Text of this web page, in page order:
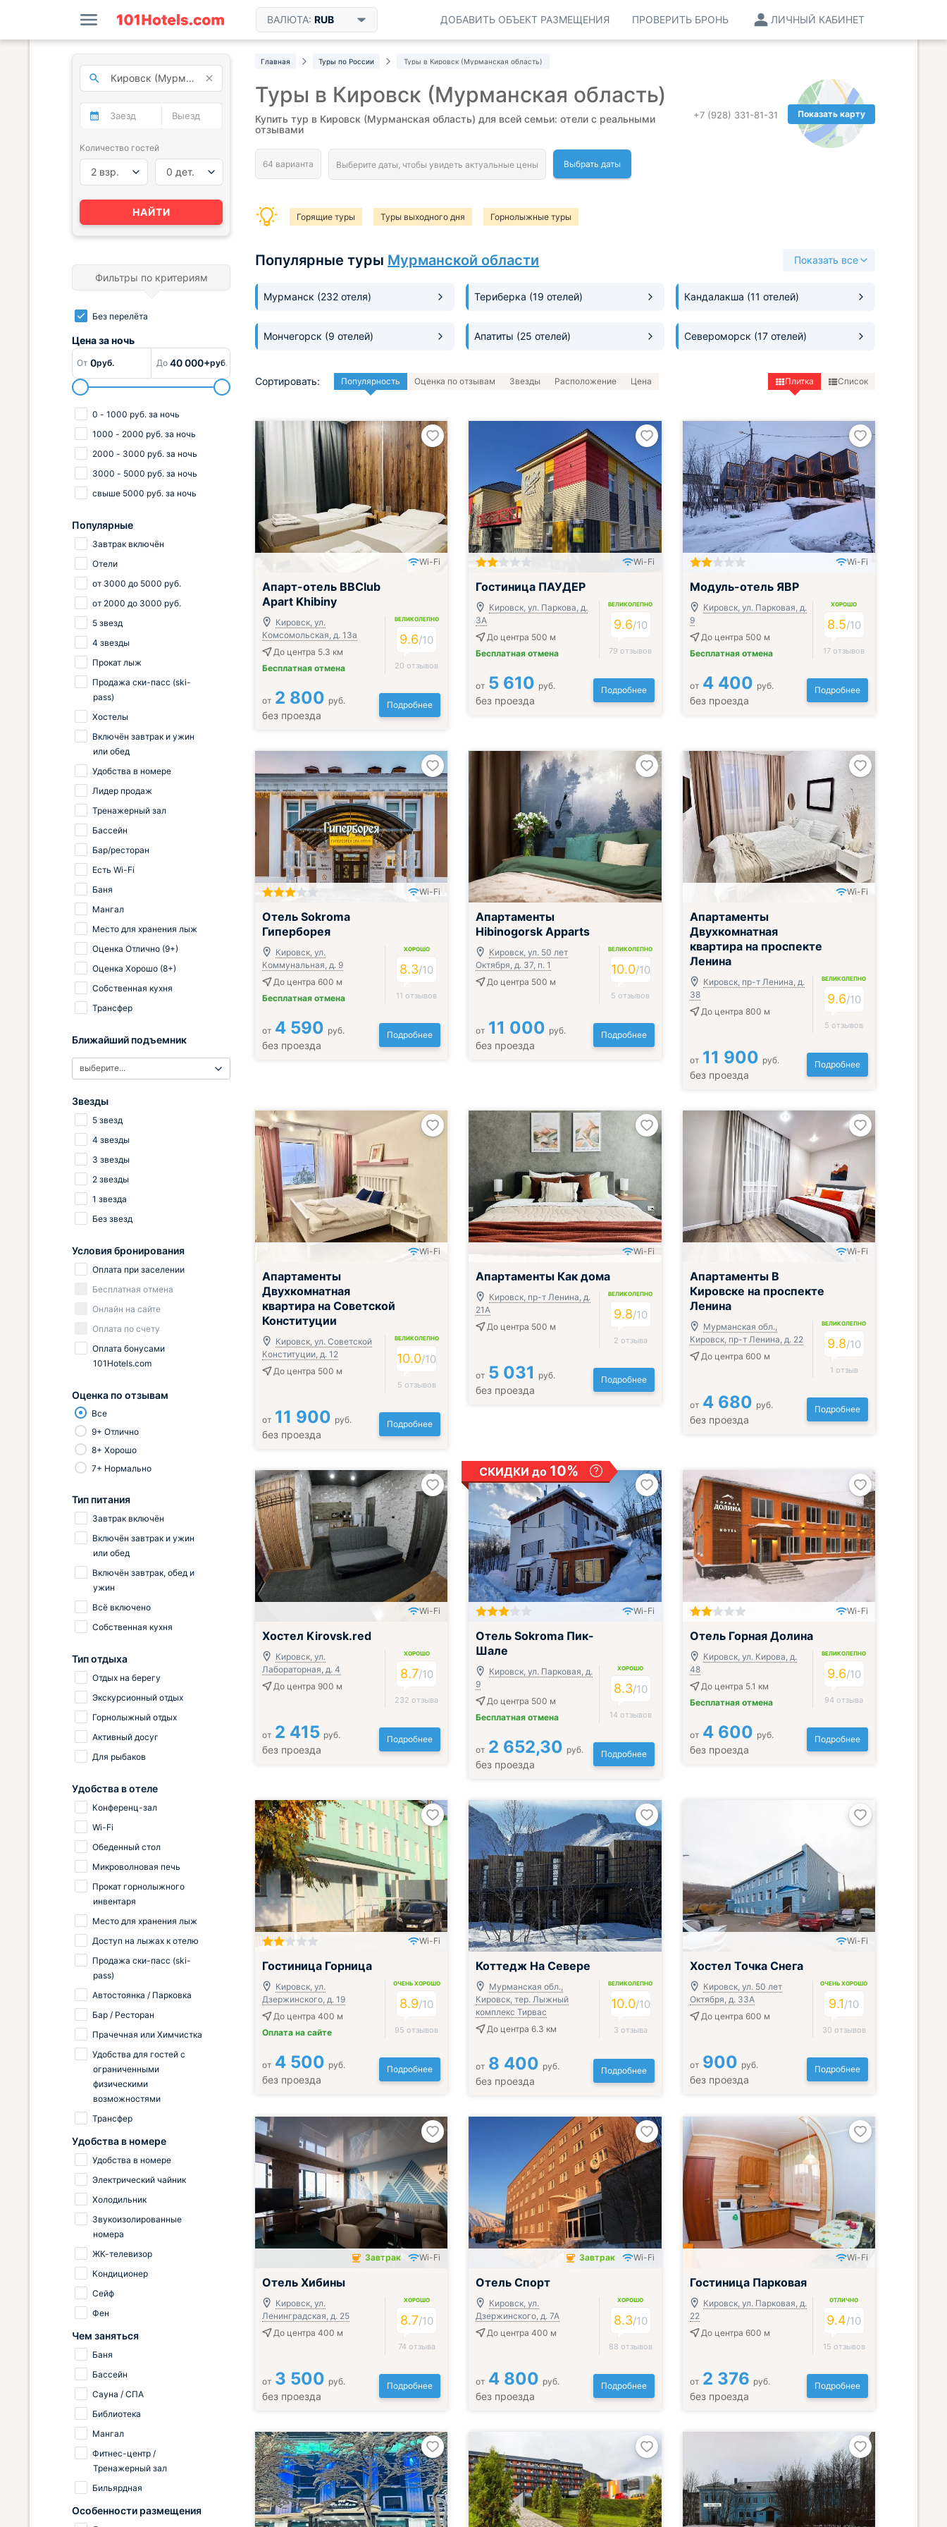
ВАЛЮТА: RUB ЛИЧНЫЙ КАБИНЕТ
ПРОВЕРИТЬ БРОНЬ
ДОБАВИТЬ ОБЪЕКТ РАЗМЕЩЕНИЯ
Главная Туры по России Туры в Кировск (Мурманская область)
Показать карту
+7 (928) 331-81-31
Туры в Кировск (Мурманская область)
Купить тур в Кировск (Мурманская область) для всей семьи: отели с реальными
отзывами
Выбрать даты
Горящие туры Туры выходного дня Горнолыжные туры
Популярные туры Мурманской области Показать все
Мурманск (232 отеля) Териберка (19 отелей) Кандалакша (11 отелей)
Мончегорск (9 отелей) Апатиты (25 отелей) Североморск (17 отелей)
Сортировать: Популярность Оценка по отзывам Звезды Расположение Цена Плитка Список
Wi-Fi
Апарт-отель BBClub
Apart Khibiny
Кировск, ул.
Комсомольская, д. 13а
До центра 5.3 км
Бесплатная отмена
ВЕЛИКОЛЕПНО
9.6/10
20 отзывов
от 2 800 руб.
без проезда
Подробнее
Wi-Fi
Гостиница ПАУДЕР
Кировск, ул. Паркова, д.
3А
До центра 500 м
Бесплатная отмена
ВЕЛИКОЛЕПНО
9.6/10
79 отзывов
от 5 610 руб.
без проезда
Подробнее
Wi-Fi
Модуль-отель ЯВР
Кировск, ул. Парковая, д.
9
До центра 500 м
Бесплатная отмена
ХОРОШО
8.5/10
17 отзывов
от 4 400 руб.
без проезда
Подробнее
Wi-Fi
Отель Sokroma
Гиперборея
Кировск, ул.
Коммунальная, д. 9
До центра 600 м
Бесплатная отмена
ХОРОШО
8.3/10
11 отзывов
от 4 590 руб.
без проезда
Подробнее
Апартаменты
Hibinogorsk Apparts
Кировск, ул. 50 лет
Октября, д. 37, п. 1
До центра 500 м
ВЕЛИКОЛЕПНО
10.0/10
5 отзывов
от 11 000 руб.
без проезда
Подробнее
Wi-Fi
Апартаменты
Двухкомнатная
квартира на проспекте
Ленина
Кировск, пр-т Ленина, д.
38
До центра 800 м
ВЕЛИКОЛЕПНО
9.6/10
5 отзывов
от 11 900 руб.
без проезда
Подробнее
Wi-Fi
Апартаменты
Двухкомнатная
квартира на Советской
Конституции
Кировск, ул. Советской
Конституции, д. 12
До центра 500 м
ВЕЛИКОЛЕПНО
10.0/10
5 отзывов
от 11 900 руб.
без проезда
Подробнее
Wi-Fi
Апартаменты Как дома
Кировск, пр-т Ленина, д.
21А
До центра 500 м
ВЕЛИКОЛЕПНО
9.8/10
2 отзыва
от 5 031 руб.
без проезда
Подробнее
Wi-Fi
Апартаменты В
Кировске на проспекте
Ленина
Мурманская обл.,
Кировск, пр-т Ленина, д. 22
До центра 600 м
ВЕЛИКОЛЕПНО
9.8/10
1 отзыв
от 4 680 руб.
без проезда
Подробнее
Wi-Fi
Хостел Kirovsk.red
Кировск, ул.
Лабораторная, д. 4
До центра 900 м
ХОРОШО
8.7/10
232 отзыва
от 2 415 руб.
без проезда
Подробнее
СКИДКИ до10%
Wi-Fi
Отель Sokroma Пик-
Шале
Кировск, ул. Парковая, д.
9
До центра 500 м
Бесплатная отмена
ХОРОШО
8.3/10
14 отзывов
от 2 652,30 руб.
без проезда
Подробнее
Wi-Fi
Отель Горная Долина
Кировск, ул. Кирова, д.
48
До центра 5.1 км
Бесплатная отмена
ВЕЛИКОЛЕПНО
9.6/10
94 отзыва
от 4 600 руб.
без проезда
Подробнее
Wi-Fi
Гостиница Горница
Кировск, ул.
Дзержинского, д. 19
До центра 400 м
Оплата на сайте
ОЧЕНЬ ХОРОШО
8.9/10
95 отзывов
от 4 500 руб.
без проезда
Подробнее
Коттедж На Севере
Мурманская обл.,
Кировск, тер. Лыжный
комплекс Тирвас
До центра 6.3 км
ВЕЛИКОЛЕПНО
10.0/10
3 отзыва
от 8 400 руб.
без проезда
Подробнее
Wi-Fi
Хостел Точка Снега
Кировск, ул. 50 лет
Октября, д. 33А
До центра 600 м
ОЧЕНЬ ХОРОШО
9.1/10
30 отзывов
от 900 руб.
без проезда
Подробнее
Завтрак включён
Завтрак Wi-Fi
Отель Хибины
Кировск, ул.
Ленинградская, д. 25
До центра 400 м
ХОРОШО
8.7/10
74 отзыва
от 3 500 руб.
без проезда
Подробнее
Завтрак включён
Завтрак Wi-Fi
Отель Спорт
Кировск, ул.
Дзержинского, д. 7А
До центра 400 м
ХОРОШО
8.3/10
88 отзывов
от 4 800 руб.
без проезда
Подробнее
Wi-Fi
Гостиница Парковая
Кировск, ул. Парковая, д.
22
До центра 600 м
ОТЛИЧНО
9.4/10
15 отзывов
от 2 376 руб.
без проезда
Подробнее
Количество гостей
2 взр. 0 дет.
НАЙТИ
Фильтры по критериям
Без перелёта
Цена заночь
От 0руб. До 40 000+руб.
0 - 1000 руб. за ночь
1000 - 2000 руб. за ночь
2000 - 3000 руб. за ночь
3000 - 5000 руб. за ночь
свыше 5000 руб. за ночь
Популярные
Завтрак включён
Отели
от 3000 до 5000 руб.
от 2000 до 3000 руб.
5 звезд
4 звезды
Прокат лыж
Продажа ски-пасс (ski-
pass)
Хостелы
Включён завтрак и ужин
или обед
Удобства в номере
Лидер продаж
Тренажерный зал
Бассейн
Бар/ресторан
Есть Wi-Fi
Баня
Мангал
Место для хранения лыж
Оценка Отлично (9+)
Оценка Хорошо (8+)
Собственная кухня
Трансфер
Ближайший подъемник
выберите...
Звезды
5 звезд
4 звезды
3 звезды
2 звезды
1 звезда
Без звезд
Условия бронирования
Оплата при заселении
Бесплатная отмена
Онлайн на сайте
Оплата по счету
Оплата бонусами
101Hotels.com
Оценка по отзывам
Все
9+ Отлично
8+ Хорошо
7+ Нормально
Тип питания
Завтрак включён
Включён завтрак и ужин
или обед
Включён завтрак, обед и
ужин
Всё включено
Собственная кухня
Тип отдыха
Отдых на берегу
Экскурсионный отдых
Горнолыжный отдых
Активный досуг
Для рыбаков
Удобства в отеле
Конференц-зал
Wi-Fi
Обеденный стол
Микроволновая печь
Прокат горнолыжного
инвентаря
Место для хранения лыж
Доступ на лыжах к отелю
Продажа ски-пасс (ski-
pass)
Автостоянка / Парковка
Бар / Ресторан
Прачечная или Химчистка
Удобства для гостей с
ограниченными
физическими
возможностями
Трансфер
Удобства в номере
Удобства в номере
Электрический чайник
Холодильник
Звукоизолированные
номера
ЖК-телевизор
Кондиционер
Сейф
Фен
Чем заняться
Баня
Бассейн
Сауна / СПА
Библиотека
Мангал
Фитнес-центр /
Тренажерный зал
Бильярдная
Особенности размещения